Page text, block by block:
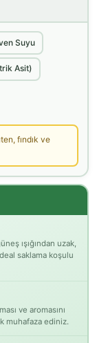
Suyu
Asit)
fındık ve
ışığından uzak,
saklama koşulu
ve aromasını
muhafaza ediniz.